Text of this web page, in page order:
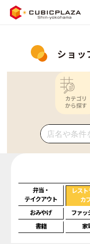
ショッ
カテゴリ
から探す
弁当・
テイクアウト
レスト
カ
おみやげ ファッ
書籍
家